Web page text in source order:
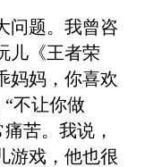
问题。我曾咨
儿《王者荣
妈妈，你喜欢
不让你做
苦。我说，
游戏，他也很